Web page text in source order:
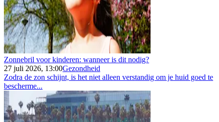
Zonnebril voor kinderen: wanneer is dit nodig?
27 juli 2026, 13:00Gezondheid
Zodra de zon schijnt, is het niet alleen verstandig om je huid goed te
bescherme...